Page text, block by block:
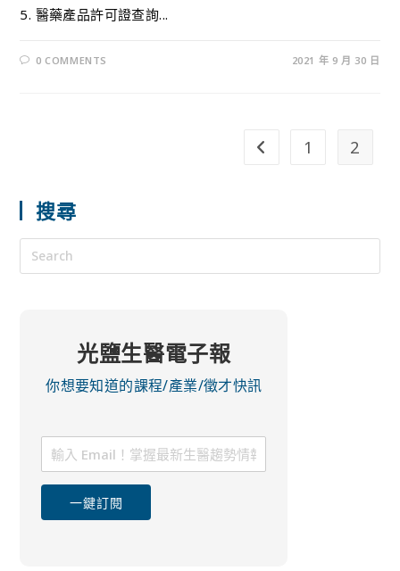
5. 醫藥產品許可證查詢...
0 COMMENTS 2021 年 9 月 30 日
1 2
搜尋
光鹽生醫電子報
你想要知道的課程/產業/徵才快訊
一鍵訂閱